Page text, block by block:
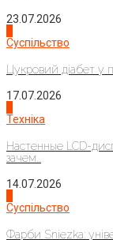
23.07.2026
Суспільство
Цукровий діабет у
17.07.2026
Техніка
Настенные LCD-
зачем...
14.07.2026
Суспільство
Фарби Sniezka: